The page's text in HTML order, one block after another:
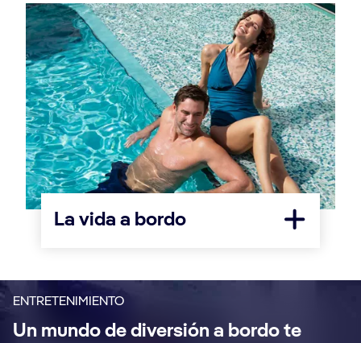
La vida a bordo
ENTRETENIMIENTO
Un mundo de diversión a bordo te